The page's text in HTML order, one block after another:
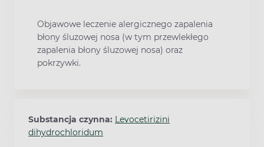
Objawowe leczenie alergicznego zapalenia
błony śluzowej nosa (w tym przewlekłego
zapalenia błony śluzowej nosa) oraz
pokrzywki.
Substancja czynna: Levocetirizini
dihydrochloridum